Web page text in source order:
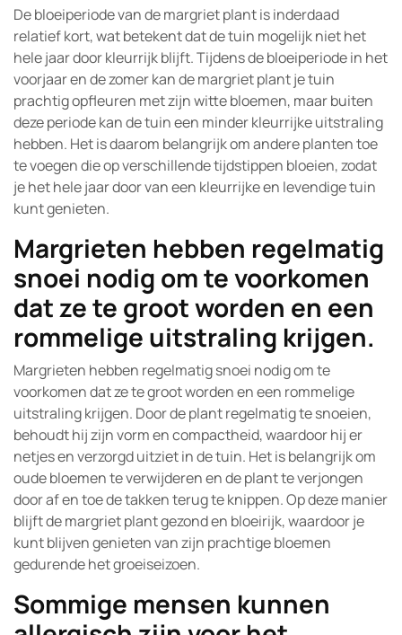
De bloeiperiode van de margriet plant is inderdaad
relatief kort, wat betekent dat de tuin mogelijk niet het
hele jaar door kleurrijk blijft. Tijdens de bloeiperiode in het
voorjaar en de zomer kan de margriet plant je tuin
prachtig opfleuren met zijn witte bloemen, maar buiten
deze periode kan de tuin een minder kleurrijke uitstraling
hebben. Het is daarom belangrijk om andere planten toe
te voegen die op verschillende tijdstippen bloeien, zodat
je het hele jaar door van een kleurrijke en levendige tuin
kunt genieten.
Margrieten hebben regelmatig
snoei nodig om te voorkomen
dat ze te groot worden en een
rommelige uitstraling krijgen.
Margrieten hebben regelmatig snoei nodig om te
voorkomen dat ze te groot worden en een rommelige
uitstraling krijgen. Door de plant regelmatig te snoeien,
behoudt hij zijn vorm en compactheid, waardoor hij er
netjes en verzorgd uitziet in de tuin. Het is belangrijk om
oude bloemen te verwijderen en de plant te verjongen
door af en toe de takken terug te knippen. Op deze manier
blijft de margriet plant gezond en bloeirijk, waardoor je
kunt blijven genieten van zijn prachtige bloemen
gedurende het groeiseizoen.
Sommige mensen kunnen